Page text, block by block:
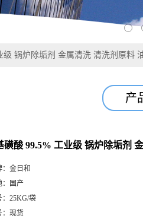
级 锅炉除垢剂 金属清洗 清洗剂原料
产
磺酸 99.5% 工业级 锅炉除垢剂
金日和
国产
25KG/袋
现货